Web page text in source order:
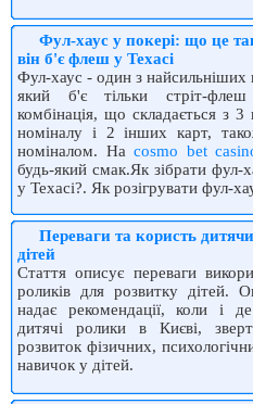
Фул-хаус у покері: що це
він б'є флеш у Техасі
Фул-хаус - один з найсильніших
який б'є тільки стріт-
комбінація, що складається з 3
номіналу і 2 інших карт,
номіналом. Наcosmo bet
будь-який смак.Як зібрати
у Техасі?. Як розігрувати фул-
Переваги та користь
дітей
Стаття описує переваги
роликів для розвитку дітей.
надає рекомендації, коли і
дитячі ролики в Києві,
розвиток фізичних,
навичок у дітей.